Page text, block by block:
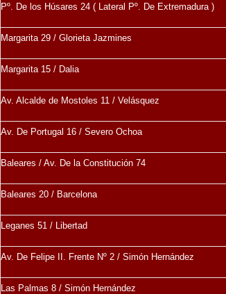
Pº. De los Húsares 24 ( Lateral Pº. De Extremadura )
Margarita 29 / Glorieta Jazmines
Margarita 15 / Dalia
Av. Alcalde de Mostoles 11 / Velásquez
Av. De Portugal 16 / Severo Ochoa
Baleares / Av. De la Constitución 74
Baleares 20 / Barcelona
Leganes 51 / Libertad
Av. De Felipe II. Frente Nº 2 / Simón Hernández
Las Palmas 8 / Simón Hernández